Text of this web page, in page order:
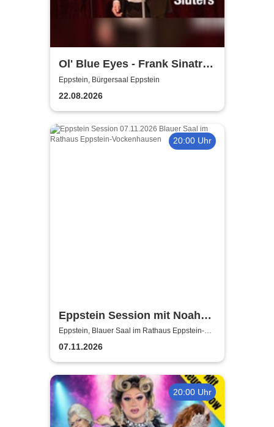
Ol' Blue Eyes - Frank Sinatra
Show mit Michael Ophelders
und Will Slüter am Piano
Eppstein, Bürgersaal Eppstein
22.08.2026
20:00 Uhr
Eppstein Session mit Noah
Derksen aus Kanada
Eppstein, Blauer Saal im Rathaus Eppstein-
Vockenhausen
07.11.2026
20:00 Uhr